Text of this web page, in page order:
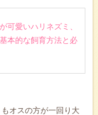
可愛いハリネズミ、
本的な飼育方法と必
オスの方が一回り大